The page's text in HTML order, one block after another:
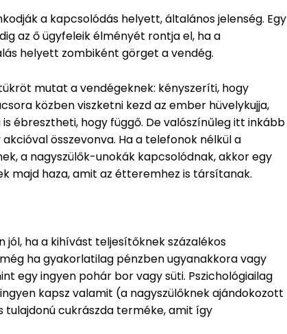
a kapcsolódás helyett, általános jelenség. Egy
az ő ügyfeleik élményét rontja el, ha a
helyett zombiként görget a vendég.
mutat a vendégeknek: kényszeríti, hogy
közben viszketni kezd az ember hüvelykujja,
ébresztheti, hogy függő. De valószínűleg itt inkább
összevonva. Ha a telefonok nélkül a
a nagyszülők-unokák kapcsolódnak, akkor egy
majd haza, amit az étteremhez is társítanak.
jól, ha a kihívást teljesítőknek százalékos
ha gyakorlatilag pénzben ugyanakkora vagy
egy ingyen pohár bor vagy süti. Pszichológiailag
kapsz valamit (a nagyszülőknek ajándokozott
cukrászda terméke, amit így